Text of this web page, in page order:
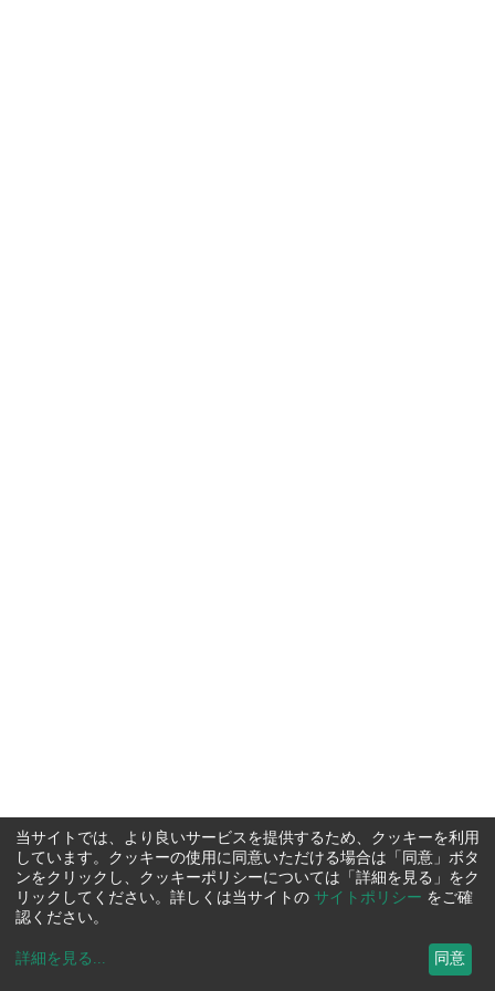
当サイトでは、より良いサービスを提供するため、クッキーを利用
しています。クッキーの使用に同意いただける場合は「同意」ボタ
ンをクリックし、クッキーポリシーについては「詳細を見る」をク
リックしてください。詳しくは当サイトの サイトポリシー をご確
認ください。
詳細を見る ... 同意